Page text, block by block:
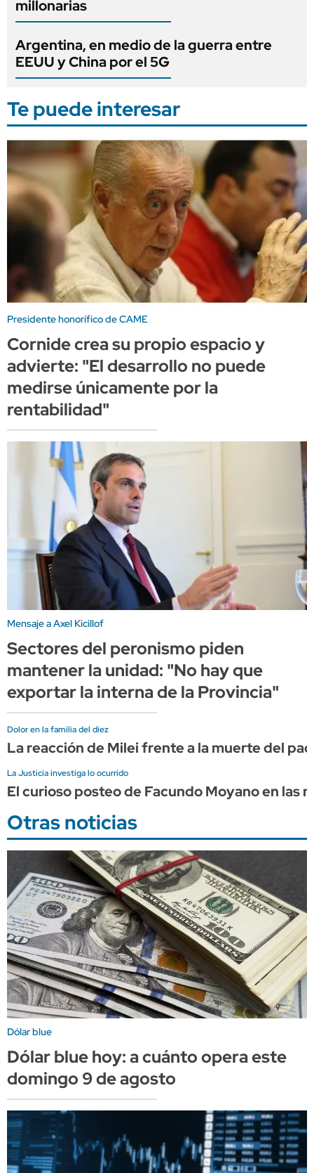
millonarias
Argentina, en medio de la guerra entre
EEUU y China por el 5G
Te puede interesar
Presidente honorífico de CAME
Cornide crea su propio espacio y
advierte: "El desarrollo no puede
medirse únicamente por la
rentabilidad"
Mensaje a Axel Kicillof
Sectores del peronismo piden
mantener la unidad: "No hay que
exportar la interna de la Provincia"
Dolor en la familia del diez
La reacción de Milei frente a la muerte del
La Justicia investiga lo ocurrido
El curioso posteo de Facundo Moyano en las
Otras noticias
Dólar blue
Dólar blue hoy: a cuánto opera este
domingo 9 de agosto